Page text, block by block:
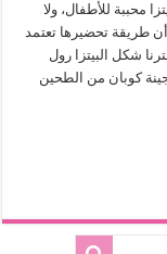
محببة للأطفال، ولا
أن طريقة تحضيرها تعتمد
شكل البيتزا رول
المقادير6 اشخاص العجينة كوبان من الطحين